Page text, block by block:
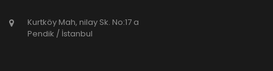
Kurtköy Mah, nilay Sk. No:17 a
Pendik / İstanbul